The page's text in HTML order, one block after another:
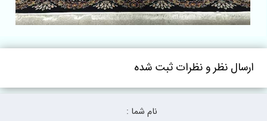
ارسال نظر و نظرات ثبت شده
نام شما :